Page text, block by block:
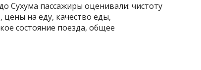
Сухума пассажиры оценивали: чистоту
цены на еду, качество еды,
состояние поезда, общее